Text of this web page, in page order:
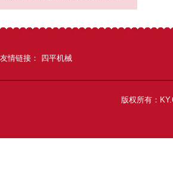
友情链接： 四平机械
版权所有：